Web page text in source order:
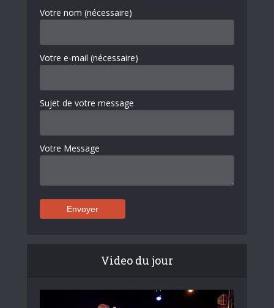
Votre nom (nécessaire)
Votre e-mail (nécessaire)
Sujet de votre message
Votre Message
Video du jour